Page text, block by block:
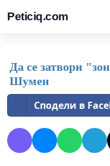
Peticiq.com
Да се затвори
Шумен
Сподели в